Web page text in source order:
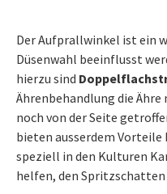
Der Aufprallwinkel ist ein
Düsenwahl beeinflusst
hierzu sind
Ährenbehandlung die
noch von der Seite
bieten ausserdem
speziell in den Kulturen
helfen, den